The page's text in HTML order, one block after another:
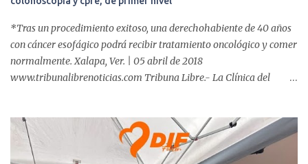
*Tras un procedimiento exitoso, una derechohabiente de 40 años
con cáncer esofágico podrá recibir tratamiento oncológico y comer
normalmente. Xalapa, Ver. | 05 abril de 2018
www.tribunalibrenoticias.com Tribuna Libre.- La Clínica del
incluyen endoscopia, colonoscopia y colangiopancreatografía
retrógrada endoscópica (CPRE), con equipo de alta tecnología de
videoendoscopia gástrica y con especialistas certificados. Además